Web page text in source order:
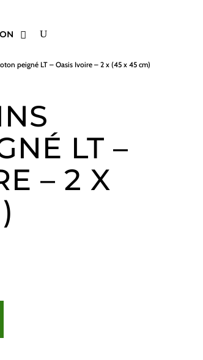
peigné LT – Oasis Ivoire – 2 x (45 x 45 cm)
LT –
– 2 X